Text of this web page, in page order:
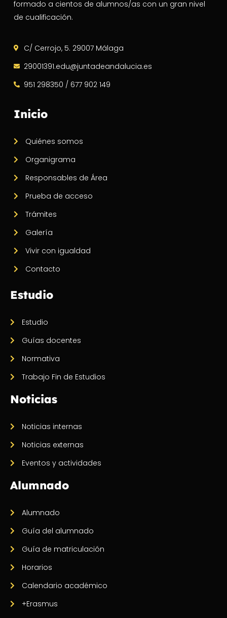
formado a cientos de alumnos/as con un gran nivel
de cualificación.
C/ Cerrojo, 5. 29007 Málaga
29001391.edu@juntadeandalucia.es
951 298350 / 677 902 149
Inicio
Quiénes somos
Organigrama
Responsables de Área
Prueba de acceso
Trámites
Galería
Vivir con igualdad
Contacto
Estudio
Estudio
Guías docentes
Normativa
Trabajo Fin de Estudios
Noticias
Noticias internas
Noticias externas
Eventos y actividades
Alumnado
Alumnado
Guía del alumnado
Guía de matriculación
Horarios
Calendario académico
+Erasmus